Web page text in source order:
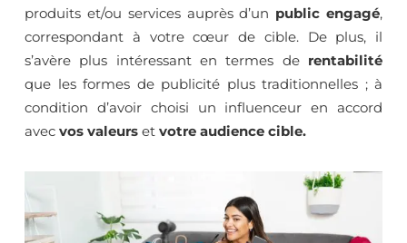
produits et/ou services auprès d’un public engagé,
correspondant à votre cœur de cible. De plus, il
s’avère plus intéressant en termes de rentabilité
que les formes de publicité plus traditionnelles ; à
condition d’avoir choisi un influenceur en accord
avec vos valeurs et votre audience cible.